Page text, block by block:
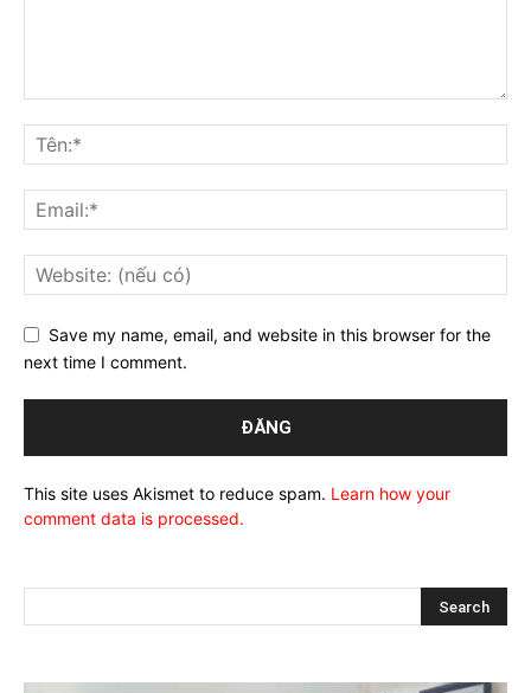
Save my name, email, and website in this browser for the
next time I comment.
This site uses Akismet to reduce spam. Learn how your
comment data is processed.